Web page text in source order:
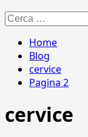
Ricerca
per:
Home
Blog
cervice
Pagina 2
cervice